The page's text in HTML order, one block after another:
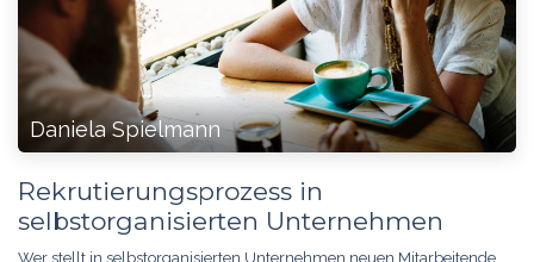
Daniela Spielmann
Rekrutierungsprozess in
selbstorganisierten Unternehmen
Wer stellt in selbstorganisierten Unternehmen neuen Mitarbeitende